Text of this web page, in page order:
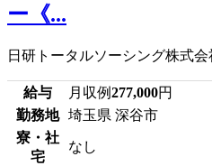
ー《...
日研トータルソーシング株式会
給与 月収例277,000円
勤務地
埼玉県 深谷市
寮・社
宅
なし